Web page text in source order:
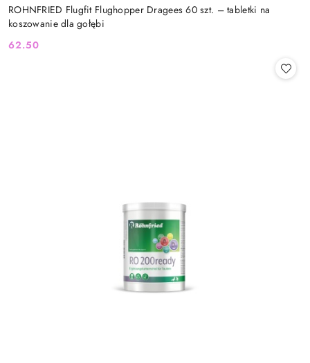
ROHNFRIED Flugfit Flughopper Dragees 60 szt. – tabletki na
koszowanie dla gołębi
Cena:
62.50